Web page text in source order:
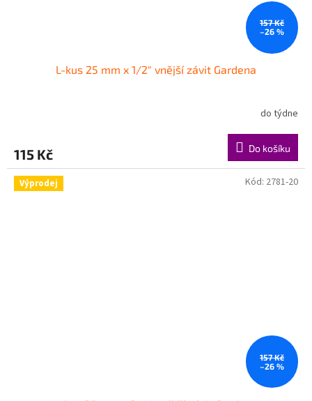
157 Kč
–26 %
L-kus 25 mm x 1/2" vnější závit Gardena
do týdne
115 Kč Do košíku
Výprodej
157 Kč
–26 %
Kód: 2781-20